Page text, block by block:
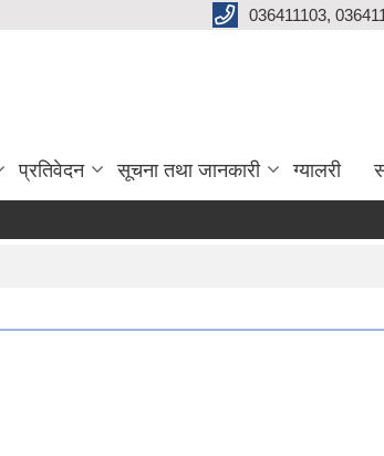
036411103,
प्रतिवेदन सूचना तथा जानकारी ग्यालरी